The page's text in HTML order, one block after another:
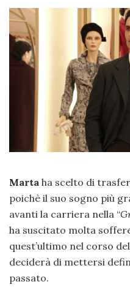
Marta ha scelto di
poichè il suo sogno più
avanti la carriera nella “
ha suscitato molta
quest’ultimo nel corso
deciderà di mettersi
passato.